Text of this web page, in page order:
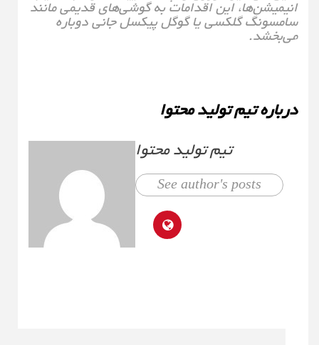
انیمیشن‌ها، این اقدامات به گوشی‌های قدیمی مانند
سامسونگ گلکسی یا گوگل پیکسل جانی دوباره
می‌بخشد.
درباره تیم تولید محتوا
تیم تولید محتوا
See author's posts